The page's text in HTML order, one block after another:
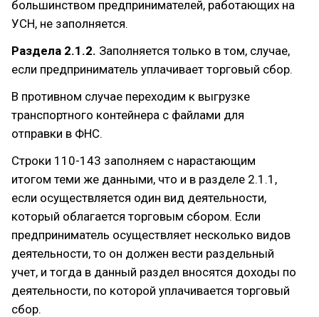
большинством предпринимателей, работающих на
УСН, не заполняется.
Раздела 2.1.2. Заполняется только в том, случае,
если предприниматель уплачивает торговый сбор.
В противном случае переходим к выгрузке
транспортного контейнера с файлами для
отправки в ФНС.
Строки 110-143 заполняем с нарастающим
итогом теми же данными, что и в разделе 2.1.1,
если осуществляется один вид деятельности,
который облагается торговым сбором. Если
предприниматель осуществляет несколько видов
деятельности, то он должен вести раздельный
учет, и тогда в данный раздел вносятся доходы по
деятельности, по которой уплачивается торговый
сбор.